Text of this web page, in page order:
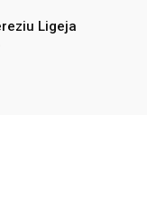
Ligeja